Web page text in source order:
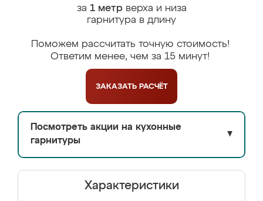
за 1 метрверха и низа
гарнитура в длину
Поможем рассчитать точную стоимость!
Ответим менее, чем за 15 минут!
ЗАКАЗАТЬ РАСЧЁТ
Посмотреть акции на кухонные
гарнитуры
▼
Характеристики